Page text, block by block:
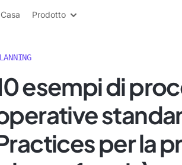
di ClickUp
Casa Prodotto
esempi di
per la